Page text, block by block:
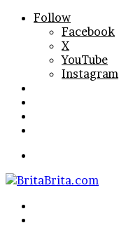
Follow
Facebook
X
YouTube
Instagram